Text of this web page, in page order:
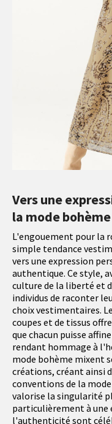
Vers une
la mode bohème
L'engouement pour la
simple tendance
vers une expression
authentique. Ce style,
culture de la liberté et
individus de raconter
choix vestimentaires.
coupes et de tissus
que chacun puisse
rendant hommage à
mode bohème mixent
créations, créant ainsi
conventions de la
valorise la singularité
particulièrement à une
l'authenticité sont